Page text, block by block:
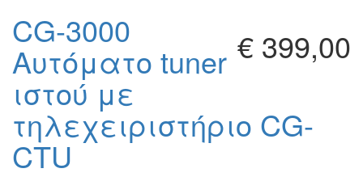
€ 399,00
CG-3000
Αυτόματο tuner
ιστού με
τηλεχειριστήριο CG-
CTU